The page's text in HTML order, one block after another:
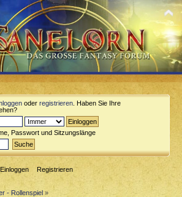
oder registrieren . Haben Sie Ihre
Passwort und Sitzungslänge
Einloggen Registrieren
- Rollenspiel»